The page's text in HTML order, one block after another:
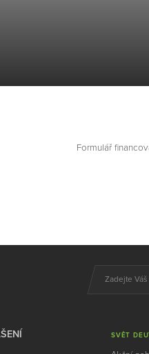
Formulář
SVĚT